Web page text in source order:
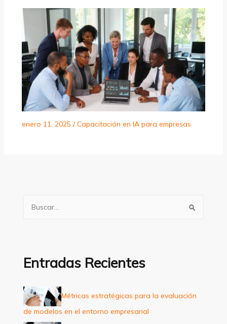
enero 11, 2025 /Capacitación en IA para empresas
a
p
o
r
Entradas Recientes
Métricas estratégicas para la evaluación
de modelos en el entorno empresarial